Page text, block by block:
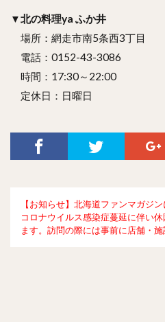
▼北の料理ya ふか井
場所：網走市南5条西3丁目
電話：0152-43-3086
時間：17:30～22:00
定休日：日曜日
【お知らせ】北海道ファンマガジ
コロナウイルス感染症蔓延に伴い
ます。訪問の際には事前に店舗・施